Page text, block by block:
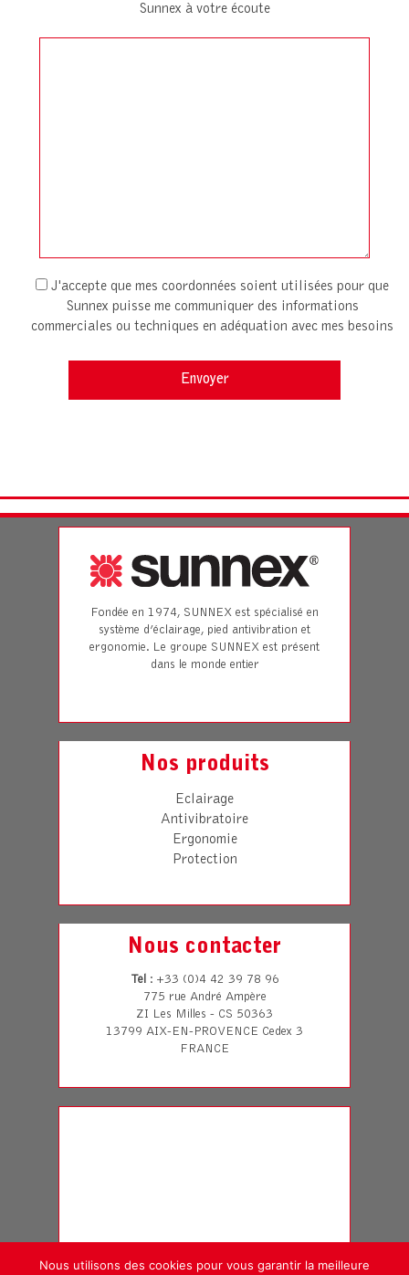
Sunnex à votre écoute
J'accepte que mes coordonnées soient utilisées pour que
Sunnex puisse me communiquer des informations
commerciales ou techniques en adéquation avec mes besoins
Fondée en 1974, SUNNEX est spécialisé en
système d’éclairage, pied antivibration et
ergonomie. Le groupe SUNNEX est présent
dans le monde entier
Nos produits
Eclairage
Antivibratoire
Ergonomie
Protection
Nous contacter
Tel: +33 (0)4 42 39 78 96
775 rue André Ampère
ZI Les Milles - CS 50363
13799 AIX-EN-PROVENCE Cedex 3
FRANCE
Nous utilisons des cookies pour vous garantir la meilleure